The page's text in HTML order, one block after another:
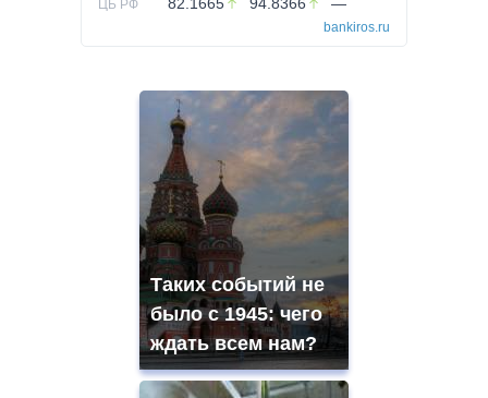
ЦБ РФ 82.1665 94.8366 —
bankiros.ru
Таких событий не
было с 1945: чего
ждать всем нам?